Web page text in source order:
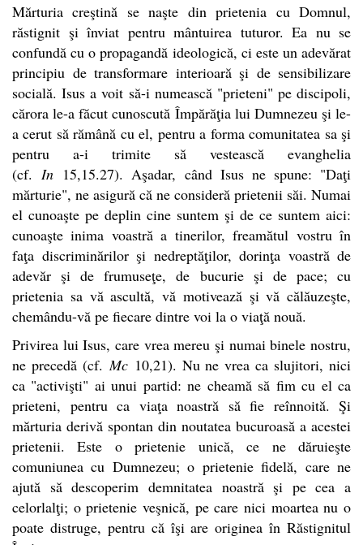
Mărturia creştină se naşte din prietenia cu Domnul,
răstignit şi înviat pentru mântuirea tuturor. Ea nu se
confundă cu o propagandă ideologică, ci este un adevărat
principiu de transformare interioară şi de sensibilizare
socială. Isus a voit să-i numească "prieteni" pe discipoli,
cărora le-a făcut cunoscută Împărăţia lui Dumnezeu şi le-
a cerut să rămână cu el, pentru a forma comunitatea sa şi
pentru a-i trimite să vestească evanghelia
(cf. In 15,15.27). Aşadar, când Isus ne spune: "Daţi
mărturie", ne asigură că ne consideră prietenii săi. Numai
el cunoaşte pe deplin cine suntem şi de ce suntem aici:
cunoaşte inima voastră a tinerilor, freamătul vostru în
faţa discriminărilor şi nedreptăţilor, dorinţa voastră de
adevăr şi de frumuseţe, de bucurie şi de pace; cu
prietenia sa vă ascultă, vă motivează şi vă călăuzeşte,
chemându-vă pe fiecare dintre voi la o viaţă nouă.
Privirea lui Isus, care vrea mereu şi numai binele nostru,
ne precedă (cf. Mc10,21). Nu ne vrea ca slujitori, nici
ca "activişti" ai unui partid: ne cheamă să fim cu el ca
prieteni, pentru ca viaţa noastră să fie reînnoită. Şi
mărturia derivă spontan din noutatea bucuroasă a acestei
prietenii. Este o prietenie unică, ce ne dăruieşte
comuniunea cu Dumnezeu; o prietenie fidelă, care ne
ajută să descoperim demnitatea noastră şi pe cea a
celorlalţi; o prietenie veşnică, pe care nici moartea nu o
poate distruge, pentru că îşi are originea în Răstignitul